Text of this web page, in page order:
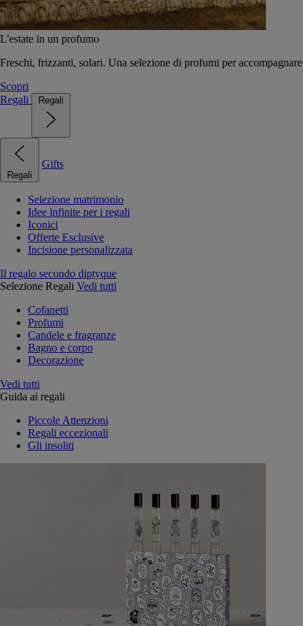
L'estate in un profumo
Freschi, frizzanti, solari. Una selezione di profumi per
Scopri
Regali
Regali
Regali
Gifts
Selezione matrimonio
Idee infinite per i regali
Iconici
Offerte Esclusive
Incisione personalizzata
Il regalo secondo diptyque
Selezione Regali Vedi tutti
Cofanetti
Profumi
Candele e fragranze
Bagno e corpo
Decorazione
Vedi tutti
Guida ai regali
Piccole Attenzioni
Regali eccezionali
Gli insoliti